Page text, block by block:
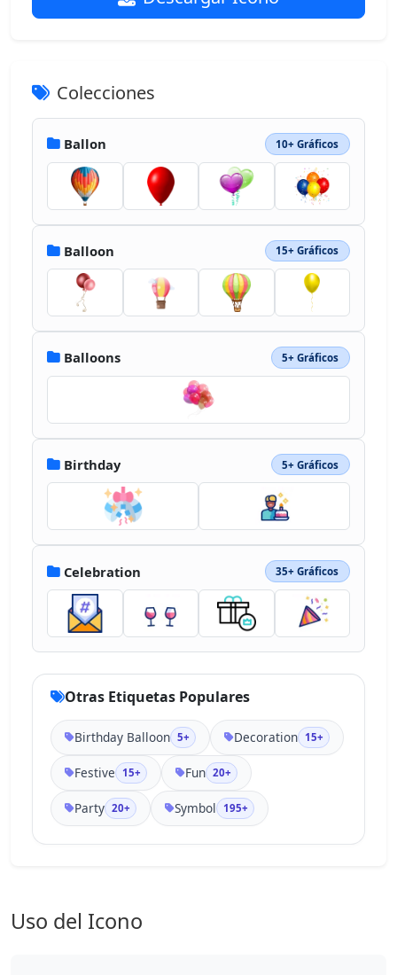
Colecciones
Ballon 10+ Gráficos
Balloon 15+ Gráficos
Balloons 5+ Gráficos
Birthday 5+ Gráficos
Celebration 35+ Gráficos
Otras Etiquetas Populares
Birthday Balloon 5+ Decoration 15+
Festive 15+ Fun 20+
Party 20+ Symbol 195+
Uso del Icono